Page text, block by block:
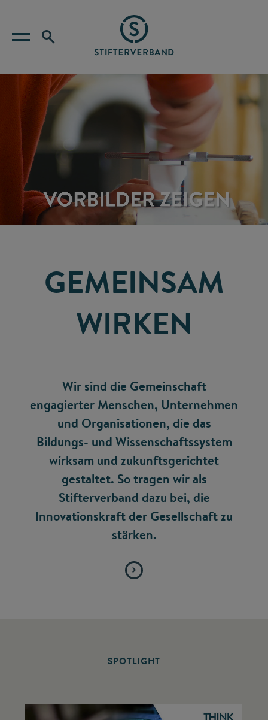
GEMEINSAM
WIRKEN
Wir sind die Gemeinschaft
engagierter Menschen, Unternehmen
und Organisationen, die das
Bildungs- und Wissenschaftssystem
wirksam und zukunftsgerichtet
gestaltet. So tragen wir als
Stifterverband dazu bei, die
Innovationskraft der Gesellschaft zu
stärken.
SPOTLIGHT